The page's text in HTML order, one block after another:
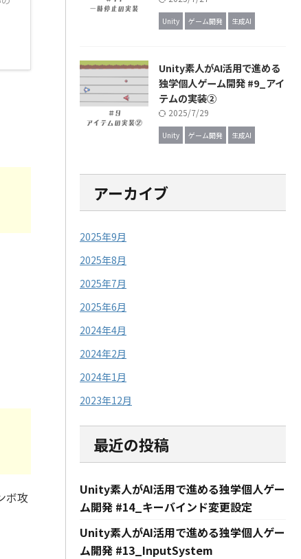
ボ攻
Unity ゲーム開発 生成AI
Unity素人がAI活用で進める
独学個人ゲーム開発 #9_アイ
テムの実装②
2025/7/29
Unity ゲーム開発 生成AI
アーカイブ
2025年9月
2025年8月
2025年7月
2025年6月
2024年4月
2024年2月
2024年1月
2023年12月
最近の投稿
Unity素人がAI活用で進める独学個人ゲー
ム開発 #14_キーバインド変更設定
Unity素人がAI活用で進める独学個人ゲー
ム開発 #13_InputSystem